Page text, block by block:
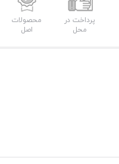
پرداخت در
محل
محصولات
اصل